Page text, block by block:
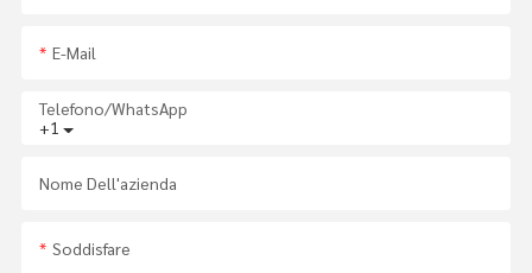
E-Mail
+1
Telefono/WhatsApp
Nome Dell'azienda
Soddisfare